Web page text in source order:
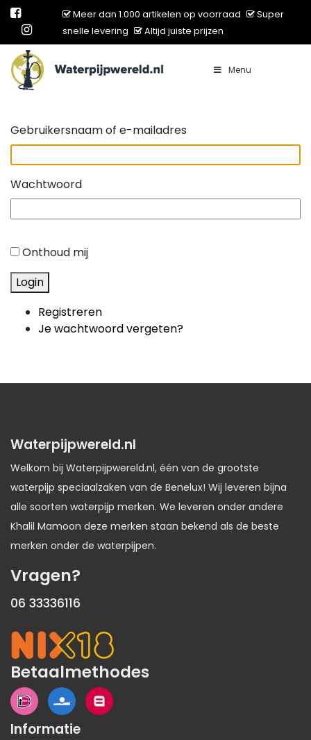
Meer dan 1.000 artikelen op voorraad
Super
snelle levering
Altijd juiste prijzen
Main Navigation Menu
Gebruikersnaam of e-mailadres
Wachtwoord
Onthoud mij
Login
Registreren
Je wachtwoord vergeten?
Waterpijpwereld.nl
Welkom bij Waterpijpwereld.nl, één van de grootste
waterpijp speciaalzaken van de Benelux! Wij leveren bijna
alle soorten waterpijp merken. We leveren onder andere
Khalil Mamoon deze merken staan bekend als de beste
merken onder de waterpijpen.
Vragen?
06 33336116
Betaalmethodes
Informatie